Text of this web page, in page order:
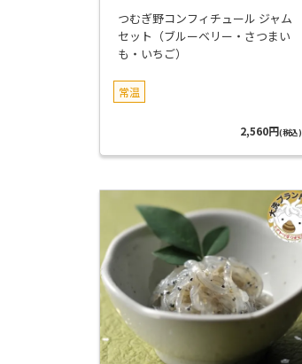
つむぎ野コンフィチュール ジャム
セット（ブルーベリー・さつまい
も・いちご）
常温
2,560円(税込)